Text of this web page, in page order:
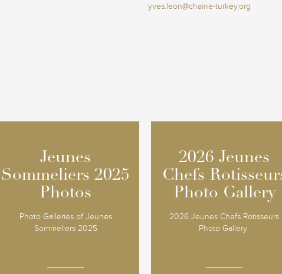
yves.leon@chaine-turkey.org
Jeunes
Sommeliers 2025
Photos
Photo Galleries of Jeunes
Sommeliers 2025
Jeunes
Sommeliers 2025
Photos
2026 Jeunes
Chefs
Photo Gallery
2026 Jeunes Chefs Rotisseurs
Photo Gallery
2026 Jeunes
Chefs
Photo Gallery